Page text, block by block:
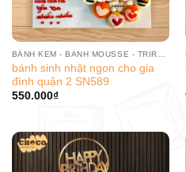
BÁNH KEM - BÁNH MOUSSE - TRIRAMISU
bánh sinh nhật ngon cho gia
đình quận 2 SN589
550.000₫